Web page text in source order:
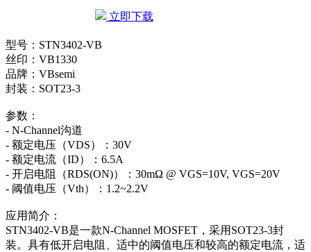
立即下载
型号：STN3402-VB
丝印：VB1330
品牌：VBsemi
封装：SOT23-3
参数：
- N-Channel沟道
- 额定电压（VDS）：30V
- 额定电流（ID）：6.5A
- 开启电阻（RDS(ON)）：30mΩ @ VGS=10V, VGS=20V
- 阈值电压（Vth）：1.2~2.2V
应用简介：
STN3402-VB是一款N-Channel MOSFET，采用SOT23-3封
装。具有低开启电阻、适中的阈值电压和较高的额定电流，适